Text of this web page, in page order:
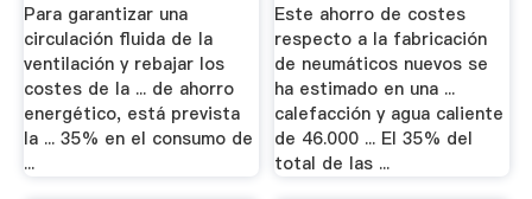
Para garantizar una
circulación fluida de la
ventilación y rebajar los
costes de la ... de ahorro
energético, está prevista
la ... 35% en el consumo de
...
Este ahorro de costes
respecto a la fabricación
de neumáticos nuevos se
ha estimado en una ...
calefacción y agua caliente
de 46.000 ... El 35% del
total de las ...